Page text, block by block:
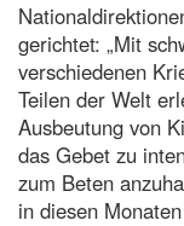
gerichtet: „Mit
verschiedenen
Teilen der Welt
Ausbeutung von
das Gebet zu
zum Beten
in diesen